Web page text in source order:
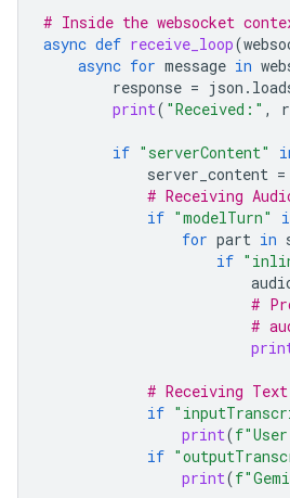
# Inside the websocket
async def receive_loop(
async for message in
response = json .
print( "Received:" ,
if "serverContent"
server_content =
# Receiving
if "modelTurn"
for part in
if
#
#
# Receiving
if
print(f
if
print(f